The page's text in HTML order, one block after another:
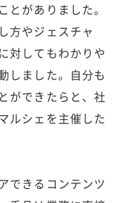
がありました。
方やジェスチャ
対してもわかりや
しました。自分も
ができたらと、社
ルシェを主催した
できるコンテンツ